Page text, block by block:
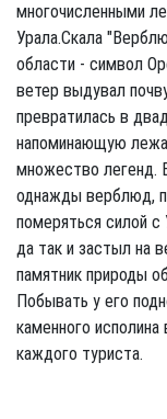
многочисленными
Урала.Скала
области - символ
ветер выдувал
превратилась в
напоминающую
множество легенд.
однажды верблюд,
померяться силой
да так и застыл на
памятник природы
Побывать у его
каменного
каждого туриста.